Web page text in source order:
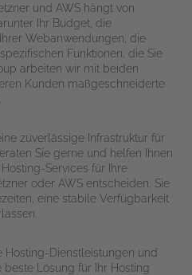
und AWS hängt von
Ihr Budget, die
Webanwendungen, die
Funktionen, die Sie
arbeiten wir mit beiden
Kunden maßgeschneiderte
zuverlässige Infrastruktur für
Sie gerne und helfen Ihnen
Services für Ihre
oder AWS entscheiden, Sie
eine stabile Verfügbarkeit
Hosting-Dienstleistungen und
beste Lösung für Ihr Hosting